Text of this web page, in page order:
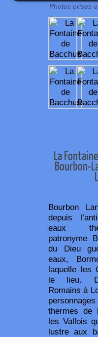
Photos prises
La
Bourbon-
Bourbon
depuis
eaux
patronyme
du Dieu
eaux,
laquelle les
le lieu.
Romains à
thermes de
les Vallois
lustre aux